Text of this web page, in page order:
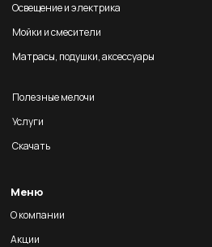
Освещение и электрика
Мойки и смесители
Матрасы, подушки, аксессуары
Полезные мелочи
Услуги
Скачать
Меню
О компании
Акции